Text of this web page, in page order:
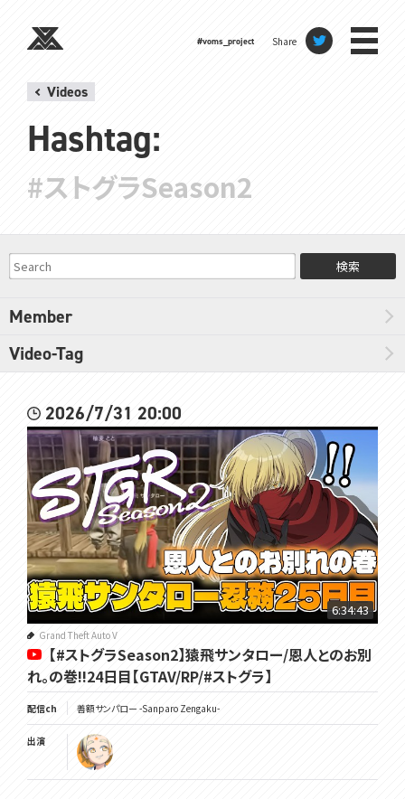
#voms_project Share
Videos
Hashtag:
#ストグラSeason2
検索
Member
Video-Tag
2026/7/31 20:00
6:34:43
Grand Theft Auto V
【#ストグラSeason2】猿飛サンタロー/恩人とのお別
れ。の巻!!24日目【GTAV/RP/#ストグラ】
配信ch 善額サンパロー -Sanparo Zengaku-
出演